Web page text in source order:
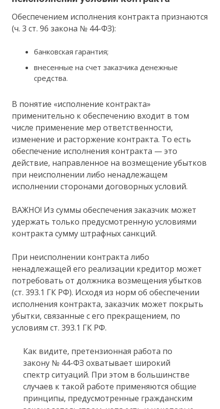
Обеспечением исполнения контракта признаются
(ч. 3 ст. 96 закона № 44-ФЗ):
банковская гарантия;
внесенные на счет заказчика денежные
средства.
В понятие «исполнение контракта»
применительно к обеспечению входит в том
числе применение мер ответственности,
изменение и расторжение контракта. То есть
обеспечение исполнения контракта — это
действие, направленное на возмещение убытков
при неисполнении либо ненадлежащем
исполнении сторонами договорных условий.
ВАЖНО! Из суммы обеспечения заказчик может
удержать только предусмотренную условиями
контракта сумму штрафных санкций.
При неисполнении контракта либо
ненадлежащей его реализации кредитор может
потребовать от должника возмещения убытков
(ст. 393.1 ГК РФ). Исходя из норм об обеспечении
исполнения контракта, заказчик может покрыть
убытки, связанные с его прекращением, по
условиям ст. 393.1 ГК РФ.
Как видите, претензионная работа по
закону № 44-ФЗ охватывает широкий
спектр ситуаций. При этом в большинстве
случаев к такой работе применяются общие
принципы, предусмотренные гражданским